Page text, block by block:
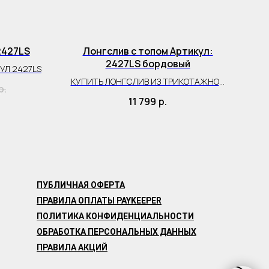
2427LS
Лонгслив с топом Артикул:
2427LS бордовый
КУПИТЬ ЛОНГСЛИВ ИЗ ТРИКОТАЖНОЙ
11 799 р.
ПУБЛИЧНАЯ ОФЕРТА
ПРАВИЛА ОПЛАТЫ PAYKEEPER
ПОЛИТИКА КОНФИДЕНЦИАЛЬНОСТИ
ОБРАБОТКА ПЕРСОНАЛЬНЫХ ДАННЫХ
ПРАВИЛА АКЦИЙ